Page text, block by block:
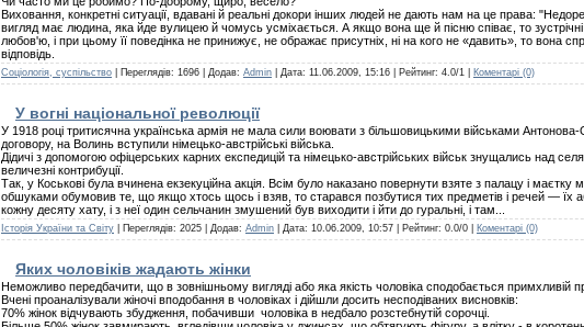
Виховання, конкретні ситуації, вдавані й реальні докори інших людей не дають нам на це права:
вигляд має людина, яка йде вулицею й чомусь усміхається. А якщо вона ще й пісню співає, то
любов'ю, і при цьому її поведінка не принижує, не ображає присутніх, ні на кого не «давить», то вона
відповідь.
Соціологія, суспільство | Переглядів: 1696 | Додав: Admin | Дата: 11.06.2009, 15:16 | Рейтинг: 4.0/1 | Коментарі (0)
У вогні національної революції
У 1918 році тритисячна українська армія не мала сили воювати з більшовицькими військами
договору, на Волинь вступили німецько-австрійські війська.
Дідичі з допомогою офіцерських карних експедицій та німецько-австрійських військ знущались над
величезні контрибуції.
Так, у Коськові була вчинена екзекуційна акція. Всім було наказано повернути взяте з палацу і
обшуками обумовив те, що якщо хтось щось і взяв, то старався позбутися тих предметів і речей — їх
кожну десяту хату, і з неї один сельчанин змушений був виходити і йти до гуральні, і там...
Історія України та Світу | Переглядів: 2025 | Додав: Admin | Дата: 10.06.2009, 10:57 | Рейтинг: 0.0/0 | Коментарі (0)
Яких чоловіків жадають жінки
Неможливо передбачити, що в зовнішньому вигляді або яка якість чоловіка сподобається примхливій
Вчені проаналізували жіночі вподобання в чоловіках і дійшли досить несподіваних висновків:
70% жінок відчувають збудження, побачивши чоловіка в недбало розстебнутій сорочці.